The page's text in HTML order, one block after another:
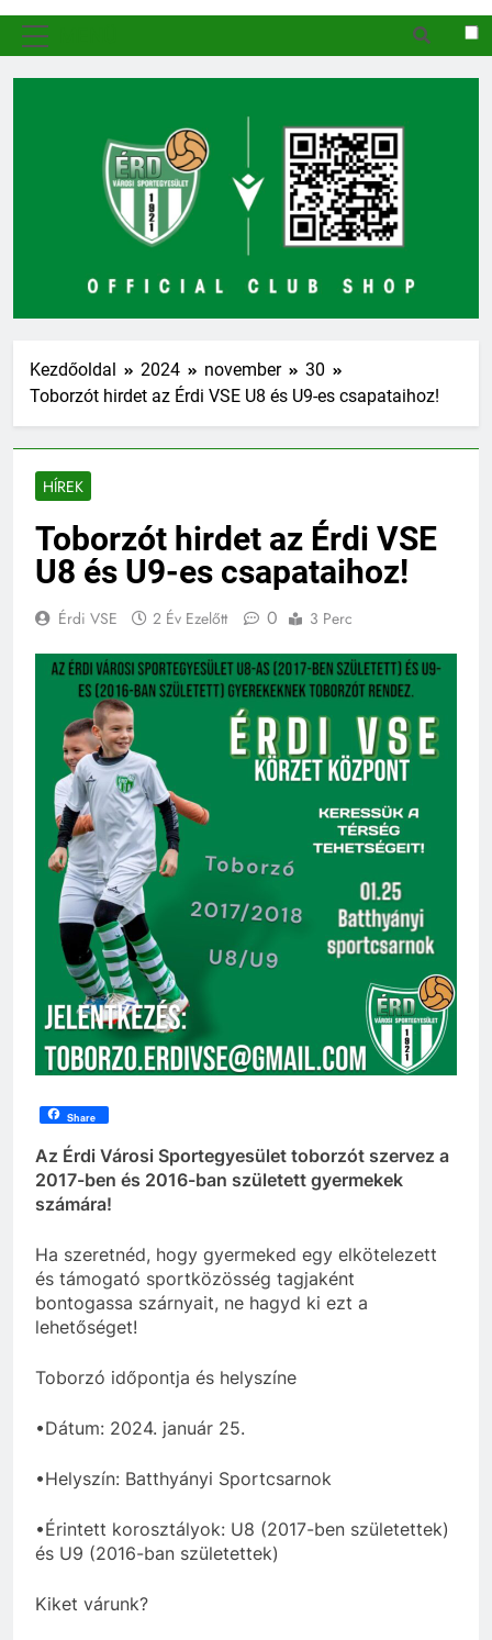
Kezdőoldal 2024 november
30
Toborzót hirdet az Érdi VSE U8 és U9-es csapataihoz!
HÍREK
Toborzót hirdet az Érdi VSE
U8 és U9-es csapataihoz!
Érdi VSE 2 Év Ezelőtt 0 3 Perc
Share
Az Érdi Városi Sportegyesület toborzót szervez a
2017-ben és 2016-ban született gyermekek
számára!
Ha szeretnéd, hogy gyermeked egy elkötelezett
és támogató sportközösség tagjaként
bontogassa szárnyait, ne hagyd ki ezt a
lehetőséget!
Toborzó időpontja és helyszíne
•Dátum: 2024. január 25.
•Helyszín: Batthyányi Sportcsarnok
•Érintett korosztályok: U8 (2017-ben születettek)
és U9 (2016-ban születettek)
Kiket várunk?